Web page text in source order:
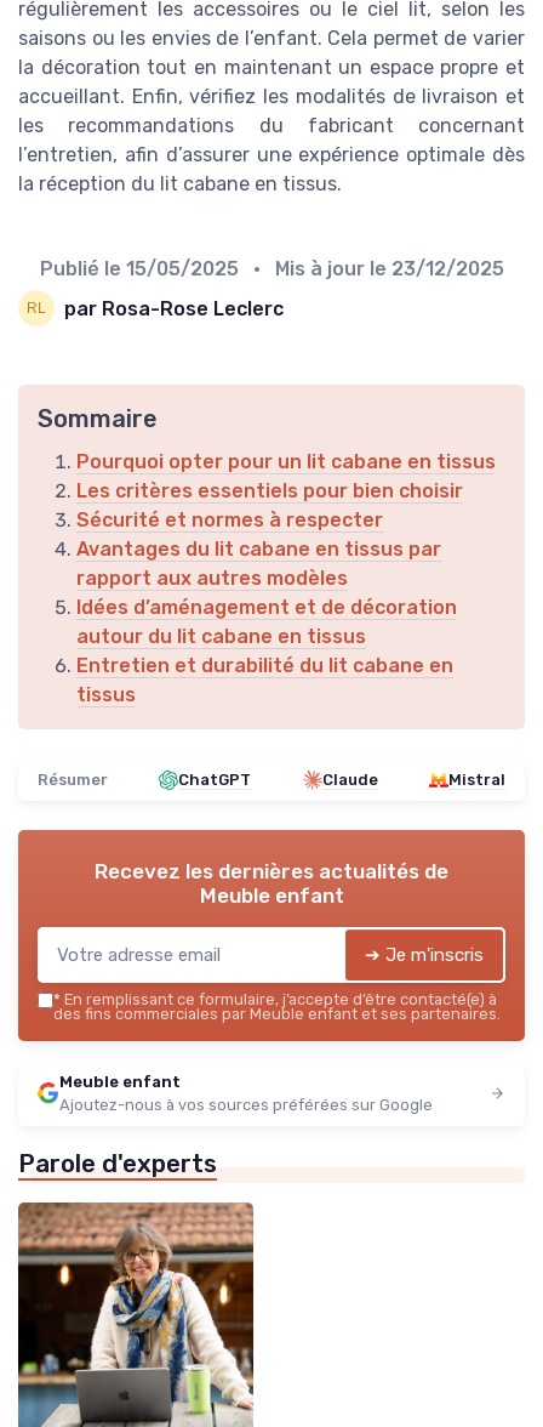
régulièrement les accessoires ou le ciel lit, selon les
saisons ou les envies de l’enfant. Cela permet de varier
la décoration tout en maintenant un espace propre et
accueillant. Enfin, vérifiez les modalités de livraison et
les recommandations du fabricant concernant
l’entretien, afin d’assurer une expérience optimale dès
la réception du lit cabane en tissus.
Publié le 15/05/2025 • Mis à jour le 23/12/2025
par Rosa-Rose Leclerc
Sommaire
Pourquoi opter pour un lit cabane en tissus
Les critères essentiels pour bien choisir
Sécurité et normes à respecter
Avantages du lit cabane en tissus par
rapport aux autres modèles
Idées d’aménagement et de décoration
autour du lit cabane en tissus
Entretien et durabilité du lit cabane en
tissus
Résumer ChatGPT Claude Mistral
Recevez les dernières actualités de
Meuble enfant
➔ Je m'inscris
* En remplissant ce formulaire, j’accepte d’être contacté(e) à
des fins commerciales par Meuble enfant et ses partenaires.
Meuble enfant
Ajoutez-nous à vos sources préférées sur Google
Parole d'experts